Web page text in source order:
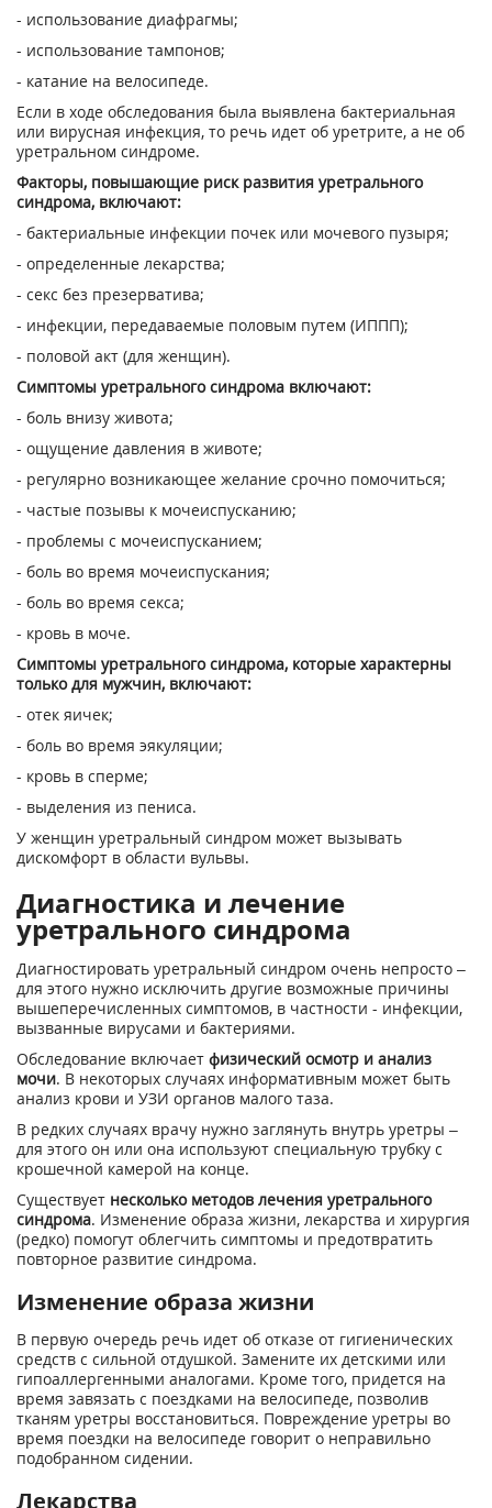
- использование диафрагмы;
- использование тампонов;
- катание на велосипеде.
Если в ходе обследования была выявлена бактериальная
или вирусная инфекция, то речь идет об уретрите, а не об
уретральном синдроме.
Факторы, повышающие риск развития уретрального
синдрома, включают:
- бактериальные инфекции почек или мочевого пузыря;
- определенные лекарства;
- секс без презерватива;
- инфекции, передаваемые половым путем (ИППП);
- половой акт (для женщин).
Симптомы уретрального синдрома включают:
- боль внизу живота;
- ощущение давления в животе;
- регулярно возникающее желание срочно помочиться;
- частые позывы к мочеиспусканию;
- проблемы с мочеиспусканием;
- боль во время мочеиспускания;
- боль во время секса;
- кровь в моче.
Симптомы уретрального синдрома, которые характерны
только для мужчин, включают:
- отек яичек;
- боль во время эякуляции;
- кровь в сперме;
- выделения из пениса.
У женщин уретральный синдром может вызывать
дискомфорт в области вульвы.
Диагностика и лечение
уретрального синдрома
Диагностировать уретральный синдром очень непросто –
для этого нужно исключить другие возможные причины
вышеперечисленных симптомов, в частности - инфекции,
вызванные вирусами и бактериями.
Обследование включает физический осмотр и анализ
мочи. В некоторых случаях информативным может быть
анализ крови и УЗИ органов малого таза.
В редких случаях врачу нужно заглянуть внутрь уретры –
для этого он или она используют специальную трубку с
крошечной камерой на конце.
Существует несколько методов лечения уретрального
синдрома. Изменение образа жизни, лекарства и хирургия
(редко) помогут облегчить симптомы и предотвратить
повторное развитие синдрома.
Изменение образа жизни
В первую очередь речь идет об отказе от гигиенических
средств с сильной отдушкой. Замените их детскими или
гипоаллергенными аналогами. Кроме того, придется на
время завязать с поездками на велосипеде, позволив
тканям уретры восстановиться. Повреждение уретры во
время поездки на велосипеде говорит о неправильно
подобранном сидении.
Лекарства